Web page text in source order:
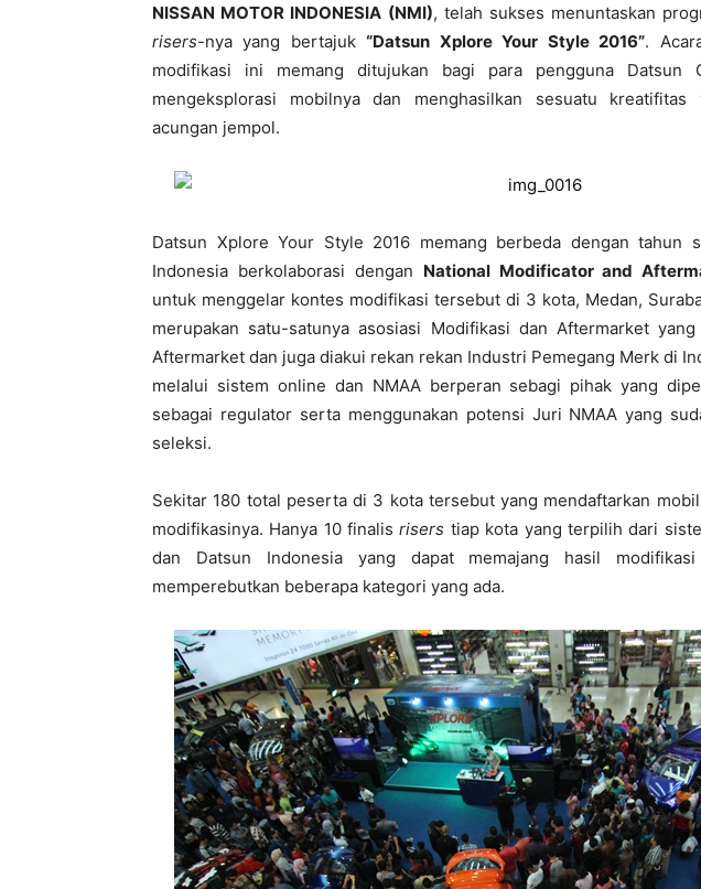
NISSAN MOTOR INDONESIA (NMI), telah sukses menuntaskan
risers-nya yang bertajuk“Datsun Xplore Your Style 2016”.
modifikasi ini memang ditujukan bagi para pengguna Datsun
mengeksplorasi mobilnya dan menghasilkan sesuatu kreatifitas
acungan jempol.
Datsun Xplore Your Style 2016 memang berbeda dengan tahun
Indonesia berkolaborasi dengan National Modificator and
untuk menggelar kontes modifikasi tersebut di 3 kota, Medan,
merupakan satu-satunya asosiasi Modifikasi dan Aftermarket
Aftermarket dan juga diakui rekan rekan Industri Pemegang Merk di
melalui sistem online dan NMAA berperan sebagi pihak yang
sebagai regulator serta menggunakan potensi Juri NMAA yang
seleksi.
Sekitar 180 total peserta di 3 kota tersebut yang mendaftarkan mobil
modifikasinya. Hanya 10 finalisrisers tiap kota yang terpilih dari
dan Datsun Indonesia yang dapat memajang hasil
memperebutkan beberapa kategori yang ada.